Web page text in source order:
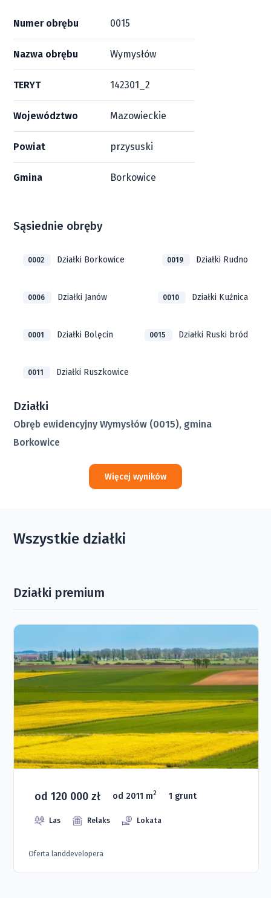
Numer obrębu 0015
Nazwa obrębu Wymysłów
TERYT 142301_2
Województwo Mazowieckie
Powiat przysuski
Gmina Borkowice
Sąsiednie obręby
0002 Działki Borkowice 0019 Działki Rudno
0006 Działki Janów 0010 Działki Kuźnica
0001 Działki Bolęcin 0015 Działki Ruski bród
0011 Działki Ruszkowice
Działki
Obręb ewidencyjny Wymysłów (0015), gmina
Borkowice
Więcej wyników
Wszystkie działki
Działki premium
od 120 000 zł od 2011 m2 1 grunt
Las Relaks Lokata
Oferta landdevelopera